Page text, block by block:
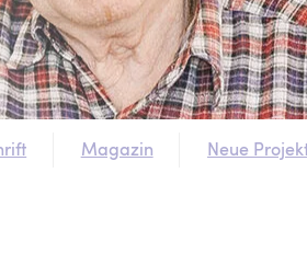
Magazin Neue